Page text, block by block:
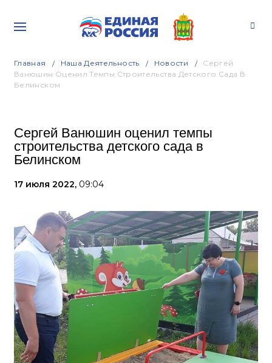
Главная Наша Деятельность Новости
Сергей
Ванюшин Оценил Темпы Строительства Детского Сада В
Белинском
Сергей Ванюшин оценил темпы
строительства детского сада в
Белинском
17 июля 2022, 09:04